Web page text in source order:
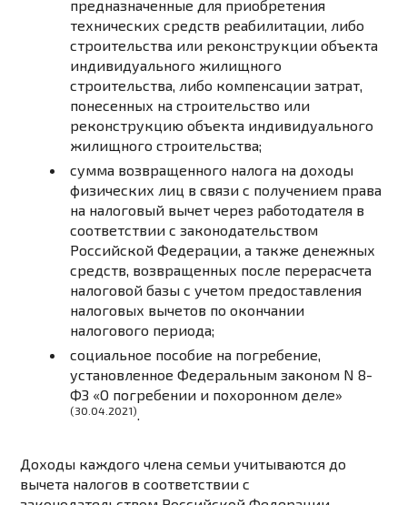
предназначенные для приобретения
технических средств реабилитации, либо
строительства или реконструкции объекта
индивидуального жилищного
строительства, либо компенсации затрат,
понесенных на строительство или
реконструкцию объекта индивидуального
жилищного строительства;
сумма возвращенного налога на доходы
физических лиц в связи с получением права
на налоговый вычет через работодателя в
соответствии с законодательством
Российской Федерации, а также денежных
средств, возвращенных после перерасчета
налоговой базы с учетом предоставления
налоговых вычетов по окончании
налогового периода;
социальное пособие на погребение,
установленное Федеральным законом N 8-
ФЗ «О погребении и похоронном деле»
(30.04.2021)
Доходы каждого члена семьи учитываются до
вычета налогов в соответствии с